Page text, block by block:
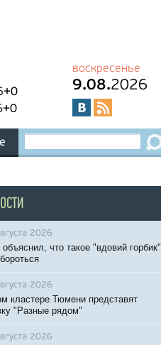
+0
+0
воскресенье
9.08.2026
2026
что такое "вдовий горбик"
2026
кластере Тюмени представят
"Разные рядом"
2026